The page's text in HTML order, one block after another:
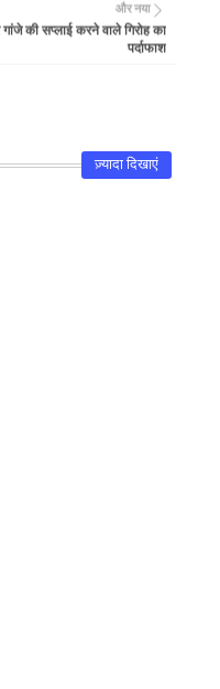
और नया
की सप्लाई करने वाले गिरोह का
पर्दाफाश
ज़्यादा दिखाएं